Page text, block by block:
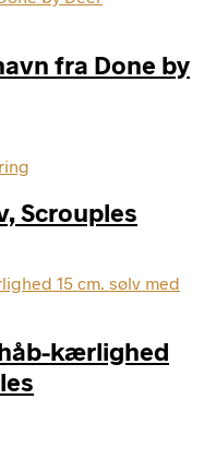
fra Done by
Scrouples
kærlighed